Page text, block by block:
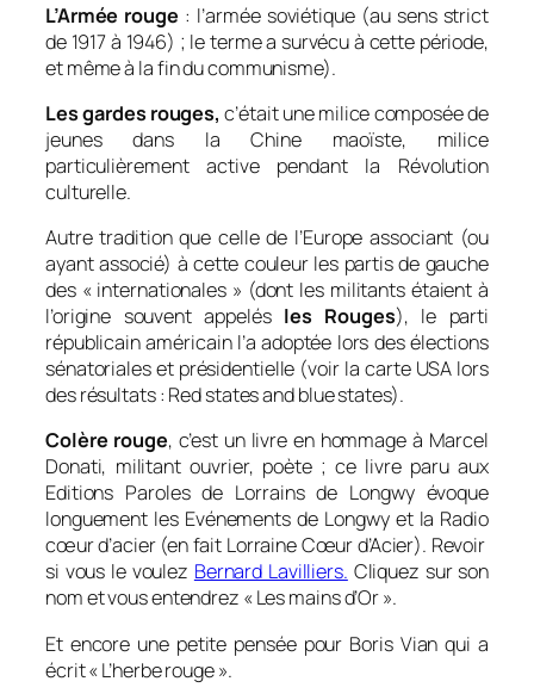
L’Armée rouge : l’armée soviétique (au sens strict
de 1917 à 1946) ; le terme a survécu à cette période,
et même à la fin du communisme).
Les gardes rouges,c’était une milice composée de
jeunes dans la Chine maoïste, milice
particulièrement active pendant la Révolution
culturelle.
Autre tradition que celle de l’Europe associant (ou
ayant associé) à cette couleur les partis de gauche
des « internationales » (dont les militants étaient à
l’origine souvent appelés les Rouges), le parti
républicain américain l’a adoptée lors des élections
sénatoriales et présidentielle (voir la carte USA lors
des résultats : Red states and blue states).
Colère rouge, c’est un livre en hommage à Marcel
Donati, militant ouvrier, poète ; ce livre paru aux
Editions Paroles de Lorrains de Longwy évoque
longuement les Evénements de Longwy et la Radio
cœur d’acier (en fait Lorraine Cœur d’Acier). Revoir
si vous le voulez Bernard Lavilliers. Cliquez sur son
nom et vous entendrez « Les mains d’Or ».
Et encore une petite pensée pour Boris Vian qui a
écrit « L’herbe rouge ».